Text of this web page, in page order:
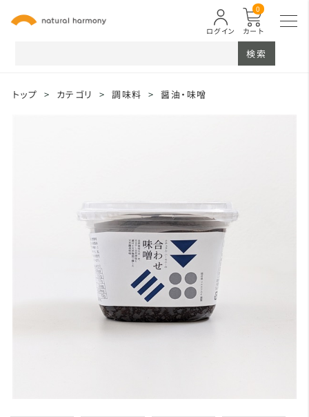
カート
0
ログイン
検索
トップ > カテゴリ > 調味料 > 醤油・味噌